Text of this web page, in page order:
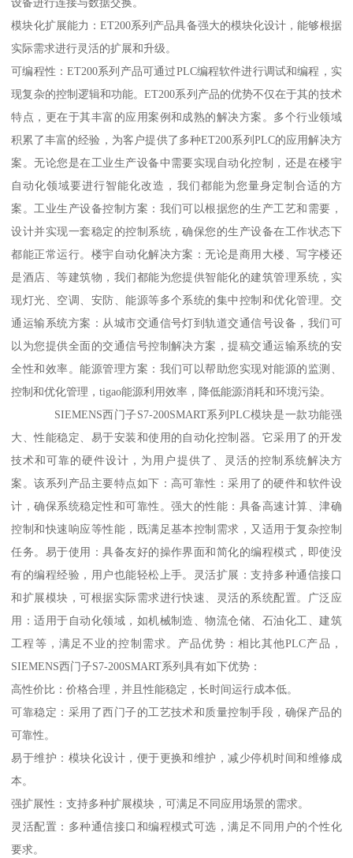
设备进行连接与数据交换。
模块化扩展能力：ET200系列产品具备强大的模块化设计，能够根据
实际需求进行灵活的扩展和升级。
可编程性：ET200系列产品可通过PLC编程软件进行调试和编程，实
现复杂的控制逻辑和功能。ET200系列产品的优势不仅在于其的技术
特点，更在于其丰富的应用案例和成熟的解决方案。多个行业领域
积累了丰富的经验，为客户提供了多种ET200系列PLC的应用解决方
案。无论您是在工业生产设备中需要实现自动化控制，还是在楼宇
自动化领域要进行智能化改造，我们都能为您量身定制合适的方
案。工业生产设备控制方案：我们可以根据您的生产工艺和需要，
设计并实现一套稳定的控制系统，确保您的生产设备在工作状态下
都能正常运行。楼宇自动化解决方案：无论是商用大楼、写字楼还
是酒店、等建筑物，我们都能为您提供智能化的建筑管理系统，实
现灯光、空调、安防、能源等多个系统的集中控制和优化管理。交
通运输系统方案：从城市交通信号灯到轨道交通信号设备，我们可
以为您提供全面的交通信号控制解决方案，提稿交通运输系统的安
全性和效率。能源管理方案：我们可以帮助您实现对能源的监测、
控制和优化管理，tigao能源利用效率，降低能源消耗和环境污染。
SIEMENS西门子S7-200SMART系列PLC模块是一款功能强
大、性能稳定、易于安装和使用的自动化控制器。它采用了的开发
技术和可靠的硬件设计，为用户提供了、灵活的控制系统解决方
案。该系列产品主要特点如下：高可靠性：采用了的硬件和软件设
计，确保系统稳定性和可靠性。强大的性能：具备高速计算、津确
控制和快速响应等性能，既满足基本控制需求，又适用于复杂控制
任务。易于使用：具备友好的操作界面和简化的编程模式，即使没
有的编程经验，用户也能轻松上手。灵活扩展：支持多种通信接口
和扩展模块，可根据实际需求进行快速、灵活的系统配置。广泛应
用：适用于自动化领域，如机械制造、物流仓储、石油化工、建筑
工程等，满足不业的控制需求。产品优势：相比其他PLC产品，
SIEMENS西门子S7-200SMART系列具有如下优势：
高性价比：价格合理，并且性能稳定，长时间运行成本低。
可靠稳定：采用了西门子的工艺技术和质量控制手段，确保产品的
可靠性。
易于维护：模块化设计，便于更换和维护，减少停机时间和维修成
本。
强扩展性：支持多种扩展模块，可满足不同应用场景的需求。
灵活配置：多种通信接口和编程模式可选，满足不同用户的个性化
要求。